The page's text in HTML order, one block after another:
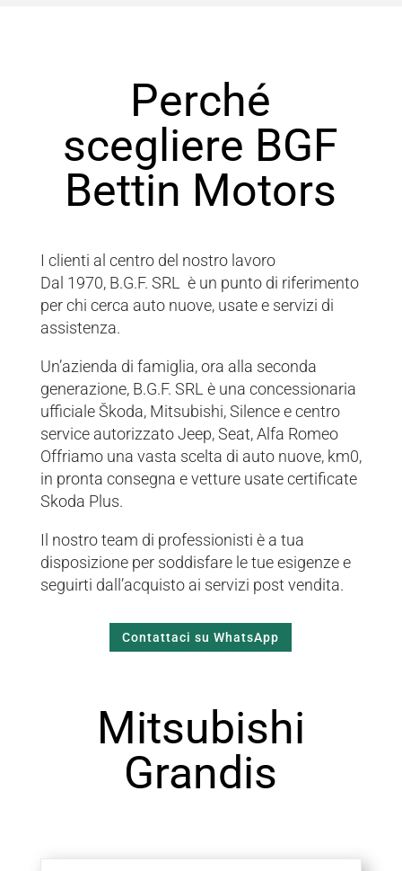
Perché
scegliere BGF
Bettin Motors
I clienti al centro del nostro lavoro
Dal 1970, B.G.F. SRL è un punto di riferimento
per chi cerca auto nuove, usate e servizi di
assistenza.
Un’azienda di famiglia, ora alla seconda
generazione, B.G.F. SRL è una concessionaria
ufficiale Škoda, Mitsubishi, Silence e centro
service autorizzato Jeep, Seat, Alfa Romeo
Offriamo una vasta scelta di auto nuove, km0,
in pronta consegna e vetture usate certificate
Skoda Plus.
Il nostro team di professionisti è a tua
disposizione per soddisfare le tue esigenze e
seguirti dall’acquisto ai servizi post vendita.
Contattaci su WhatsApp
Mitsubishi
Grandis